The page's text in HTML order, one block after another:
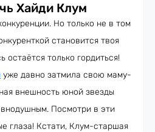
Хайди Клум
Но только не в том
становится твоя
остаётся только гордиться!
уже давно затмила свою маму-
внешность юной звезды
Посмотри в эти
глаза! Кстати, Клум-старшая